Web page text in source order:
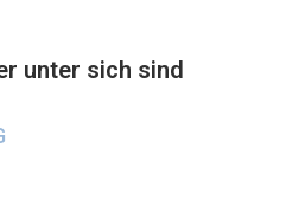
unter sich sind